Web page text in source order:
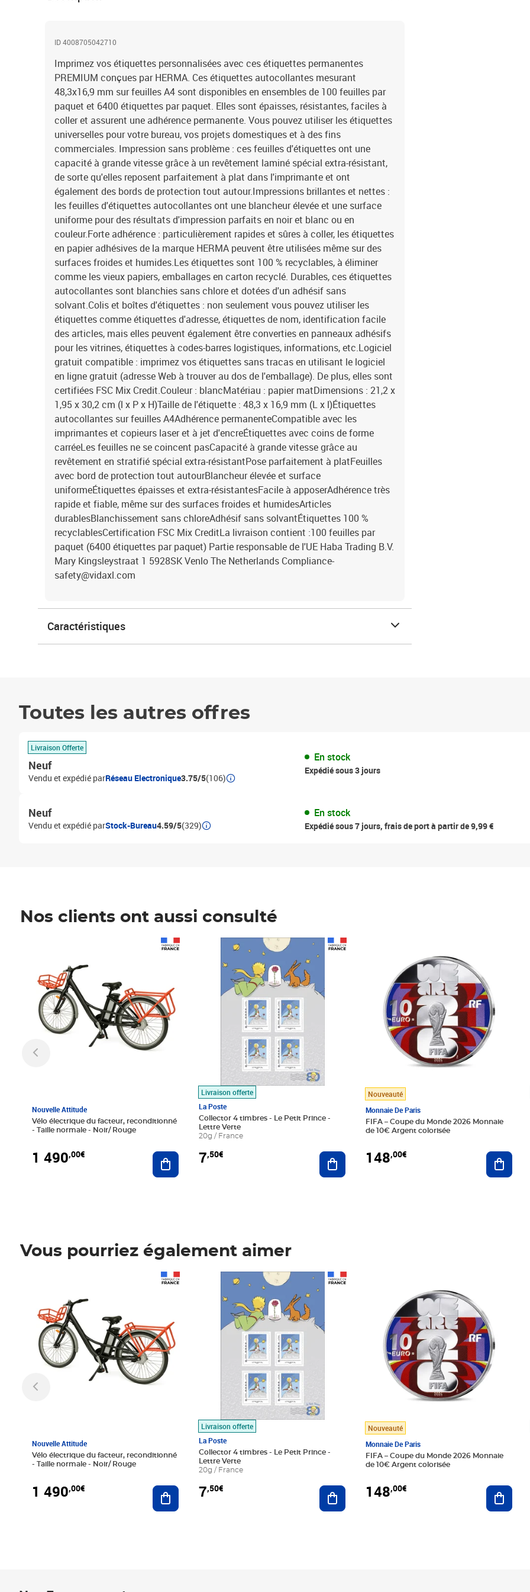
ID 4008705042710
Imprimez vos étiquettes personnalisées avec ces étiquettes permanentes
PREMIUM conçues par HERMA. Ces étiquettes autocollantes mesurant
48,3x16,9 mm sur feuilles A4 sont disponibles en ensembles de 100 feuilles par
paquet et 6400 étiquettes par paquet. Elles sont épaisses, résistantes, faciles à
coller et assurent une adhérence permanente. Vous pouvez utiliser les étiquettes
universelles pour votre bureau, vos projets domestiques et à des fins
commerciales. Impression sans problème : ces feuilles d'étiquettes ont une
capacité à grande vitesse grâce à un revêtement laminé spécial extra-résistant,
de sorte qu'elles reposent parfaitement à plat dans l'imprimante et ont
également des bords de protection tout autour.Impressions brillantes et nettes :
les feuilles d'étiquettes autocollantes ont une blancheur élevée et une surface
uniforme pour des résultats d'impression parfaits en noir et blanc ou en
couleur.Forte adhérence : particulièrement rapides et sûres à coller, les étiquettes
en papier adhésives de la marque HERMA peuvent être utilisées même sur des
surfaces froides et humides.Les étiquettes sont 100 % recyclables, à éliminer
comme les vieux papiers, emballages en carton recyclé. Durables, ces étiquettes
autocollantes sont blanchies sans chlore et dotées d'un adhésif sans
solvant.Colis et boîtes d'étiquettes : non seulement vous pouvez utiliser les
étiquettes comme étiquettes d'adresse, étiquettes de nom, identification facile
des articles, mais elles peuvent également être converties en panneaux adhésifs
pour les vitrines, étiquettes à codes-barres logistiques, informations, etc.Logiciel
gratuit compatible : imprimez vos étiquettes sans tracas en utilisant le logiciel
en ligne gratuit (adresse Web à trouver au dos de l'emballage). De plus, elles sont
certifiées FSC Mix Credit.Couleur : blancMatériau : papier matDimensions : 21,2 x
1,95 x 30,2 cm (l x P x H)Taille de l'étiquette : 48,3 x 16,9 mm (L x l)Étiquettes
autocollantes sur feuilles A4Adhérence permanenteCompatible avec les
imprimantes et copieurs laser et à jet d'encreÉtiquettes avec coins de forme
carréeLes feuilles ne se coincent pasCapacité à grande vitesse grâce au
revêtement en stratifié spécial extra-résistantPose parfaitement à platFeuilles
avec bord de protection tout autourBlancheur élevée et surface
uniformeÉtiquettes épaisses et extra-résistantesFacile à apposerAdhérence très
rapide et fiable, même sur des surfaces froides et humidesArticles
durablesBlanchissement sans chloreAdhésif sans solvantÉtiquettes 100 %
recyclablesCertification FSC Mix CreditLa livraison contient :100 feuilles par
paquet (6400 étiquettes par paquet) Partie responsable de l'UE Haba Trading B.V.
Mary Kingsleystraat 1 5928SK Venlo The Netherlands Compliance-
safety@vidaxl.com
Caractéristiques
Toutes les autres offres
Livraison Offerte
Neuf
Vendu et expédié parRéseau Electronique3.75/5(106)
En stock
Expédié sous 3 jours
Neuf
Vendu et expédié parStock-Bureau4.59/5(329)
En stock
Expédié sous 7 jours, frais de port à partir de 9,99 €
Nos clients ont aussi consulté
Nouvelle Attitude
Vélo électrique du facteur, reconditionné
- Taille normale - Noir/ Rouge
1 490,00€ Ajouter au panier
Livraison offerte
La Poste
Collector 4 timbres - Le Petit Prince -
Lettre Verte
20g / France
7,50€
Prix 7,50€
Ajouter au panier
Nouveauté
Monnaie De Paris
FIFA – Coupe du Monde 2026 Monnaie
de 10€ Argent colorisée
148,00€
Vous pourriez également aimer
Nouvelle Attitude
Vélo électrique du facteur, reconditionné
- Taille normale - Noir/ Rouge
1 490,00€ Ajouter au panier
Livraison offerte
La Poste
Collector 4 timbres - Le Petit Prince -
Lettre Verte
20g / France
7,50€
Prix 7,50€
Ajouter au panier
Nouveauté
Monnaie De Paris
FIFA – Coupe du Monde 2026 Monnaie
de 10€ Argent colorisée
148,00€